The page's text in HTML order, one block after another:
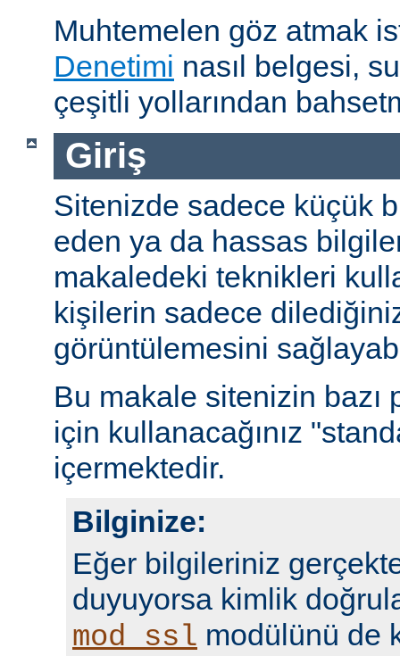
Muhtemelen göz atmak
Denetimi nasıl belgesi,
çeşitli yollarından
Giriş
Sitenizde sadece küçük
eden ya da hassas
makaledeki teknikleri
kişilerin sadece
görüntülemesini
Bu makale sitenizin bazı
için kullanacağınız
içermektedir.
Bilginize:
Eğer bilgileriniz
duyuyorsa kimlik
mod_ssl modülünü de